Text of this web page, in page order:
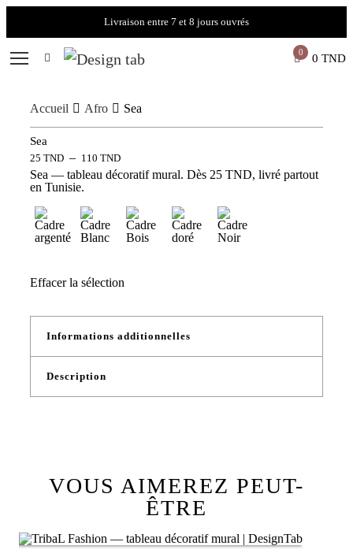
Livraison entre 7 et 8 jours ouvrés
0 0 TND
Accueil Afro Sea
Sea
25 TND – 110 TND
Sea — tableau décoratif mural. Dès 25 TND, livré partout
en Tunisie.
Effacer la sélection
Informations additionnelles
Description
VOUS AIMEREZ PEUT-
ÊTRE